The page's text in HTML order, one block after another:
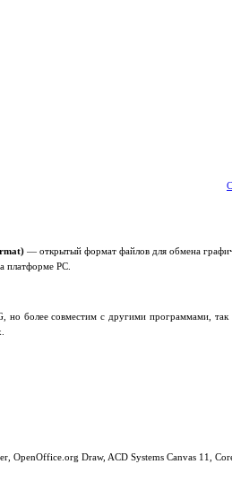
— открытый формат файлов для обмена
платформе PC.
более совместим с другими программами,
OpenOffice.org Draw, ACD Systems Canvas 11,